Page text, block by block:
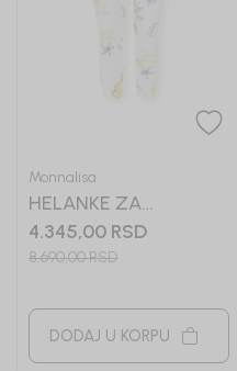
Monnalisa
HELANKE ZA
DEVOJČICE
MONNALISA
4.345,00 RSD
8.690,00RSD
DODAJ U KORPU